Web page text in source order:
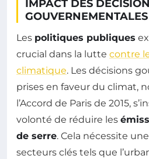
IMPACT DES
GOUVERNEMENTALES
Les politiques publiques
crucial dans la lutte contre
climatique. Les décisions
prises en faveur du climat,
l’Accord de Paris de 2015,
volonté de réduire les
de serre. Cela nécessite
secteurs clés tels que